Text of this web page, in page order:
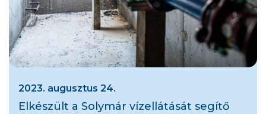
2023. augusztus 24.
Elkészült a Solymár vízellátását segítő